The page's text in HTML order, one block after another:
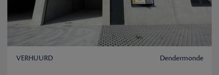
VERHUURD Dendermonde